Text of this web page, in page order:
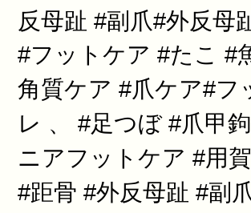
反母趾 #副爪#外反母
#フットケア #たこ #
角質ケア #爪ケア#フ
レ 、 #足つぼ #爪甲
ニアフットケア #用
#距骨 #外反母趾 #副